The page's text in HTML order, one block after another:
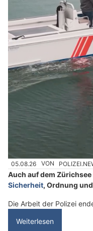
05.08.26 VON
Auch auf dem Zürichsee
Sicherheit, Ordnung
Die Arbeit der Polizei
Weiterlesen